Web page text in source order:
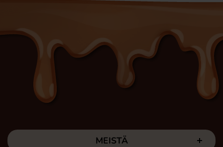
MEISTÄ